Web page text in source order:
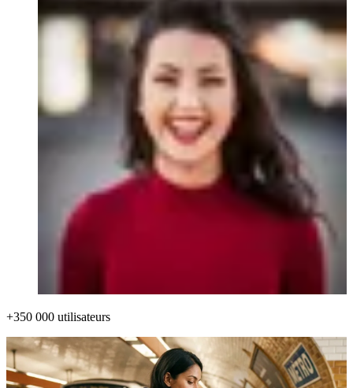
+350 000 utilisateurs